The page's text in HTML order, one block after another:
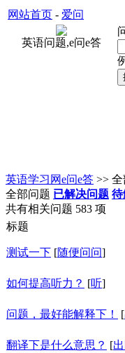
网站首页 - 爱问
英语问题,e问e答
英语学习网e问e答 >>
全部问题 已解决问题 待
共有相关问题 583 项
标题
测试一下 [随便问问]
如何提高听力？ [听]
问题，最好能解释下！ [
翻译下是什么意思？ [